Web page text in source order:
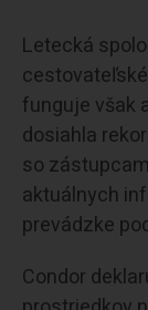
Letecká
funguje však
dosiahla
so
aktuálnych
prevádzke
Condor